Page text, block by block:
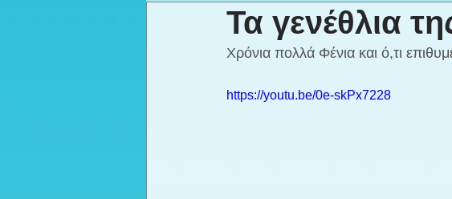
Τα γενέθλια
Χρόνια πολλά Φένια και ό,τι
https://youtu.be/0e-skPx7228